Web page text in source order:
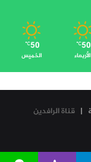
50
℃
الأربعاء
50
℃
الخميس
قناة الرافدين